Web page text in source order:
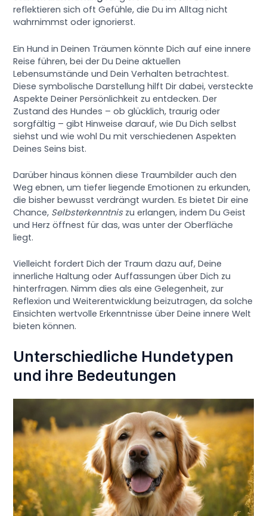
reflektieren sich oft Gefühle, die Du im Alltag nicht
wahrnimmst oder ignorierst.
Ein Hund in Deinen Träumen könnte Dich auf eine innere
Reise führen, bei der Du Deine aktuellen
Lebensumstände und Dein Verhalten betrachtest.
Diese symbolische Darstellung hilft Dir dabei, versteckte
Aspekte Deiner Persönlichkeit zu entdecken. Der
Zustand des Hundes – ob glücklich, traurig oder
sorgfältig – gibt Hinweise darauf, wie Du Dich selbst
siehst und wie wohl Du mit verschiedenen Aspekten
Deines Seins bist.
Darüber hinaus können diese Traumbilder auch den
Weg ebnen, um tiefer liegende Emotionen zu erkunden,
die bisher bewusst verdrängt wurden. Es bietet Dir eine
Chance, Selbsterkenntniszu erlangen, indem Du Geist
und Herz öffnest für das, was unter der Oberfläche
liegt.
Vielleicht fordert Dich der Traum dazu auf, Deine
innerliche Haltung oder Auffassungen über Dich zu
hinterfragen. Nimm dies als eine Gelegenheit, zur
Reflexion und Weiterentwicklung beizutragen, da solche
Einsichten wertvolle Erkenntnisse über Deine innere Welt
bieten können.
Unterschiedliche Hundetypen
und ihre Bedeutungen